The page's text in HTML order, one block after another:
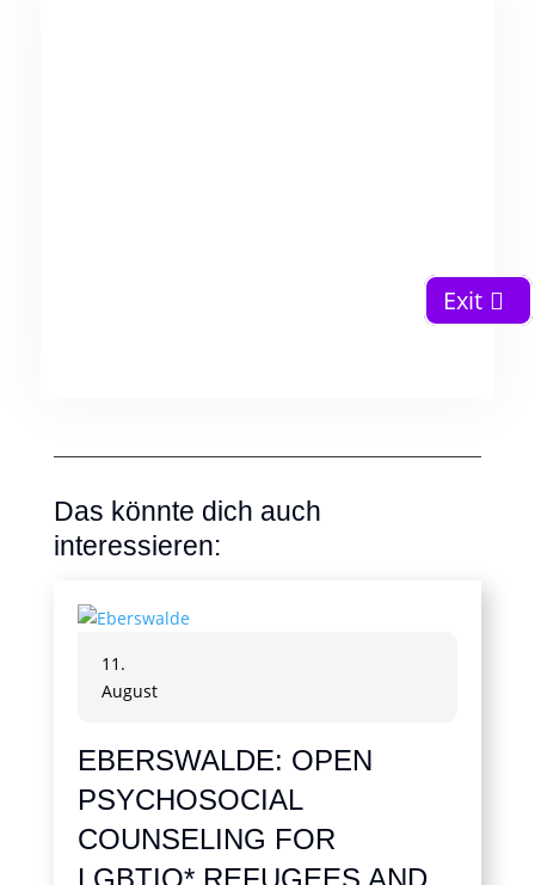
Das könnte dich auch
interessieren:
11.
August
EBERSWALDE: OPEN
PSYCHOSOCIAL
COUNSELING FOR
Exit